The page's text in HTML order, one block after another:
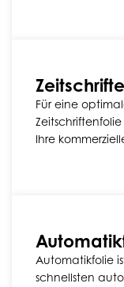
Für eine
Ihre
Automatikfolie
schnellsten